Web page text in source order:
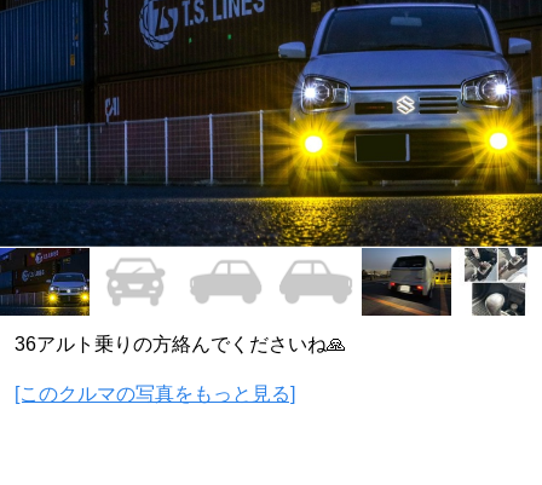
36アルト乗りの方絡んでくださいね🙏
[このクルマの写真をもっと見る]